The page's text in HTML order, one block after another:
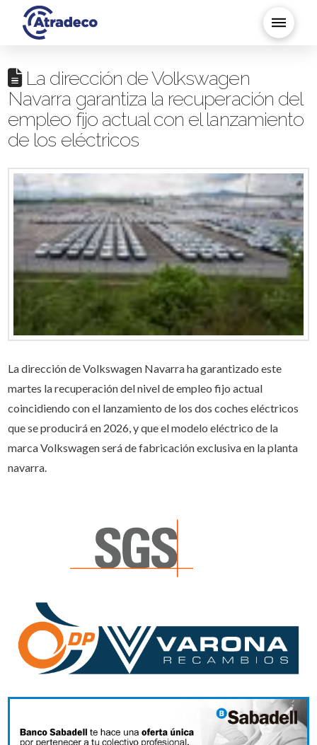
La dirección de Volkswagen
Navarra garantiza la recuperación del
empleo fijo actual con el lanzamiento
de los eléctricos
La dirección de Volkswagen Navarra ha garantizado este
martes la recuperación del nivel de empleo fijo actual
coincidiendo con el lanzamiento de los dos coches eléctricos
que se producirá en 2026, y que el modelo eléctrico de la
marca Volkswagen será de fabricación exclusiva en la planta
navarra.